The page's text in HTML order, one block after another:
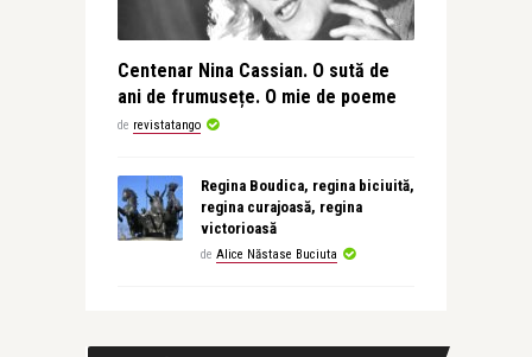
Centenar Nina Cassian. O sută de
ani de frumusețe. O mie de poeme
de revistatango
Regina Boudica, regina biciuită,
regina curajoasă, regina
victorioasă
de Alice Năstase Buciuta